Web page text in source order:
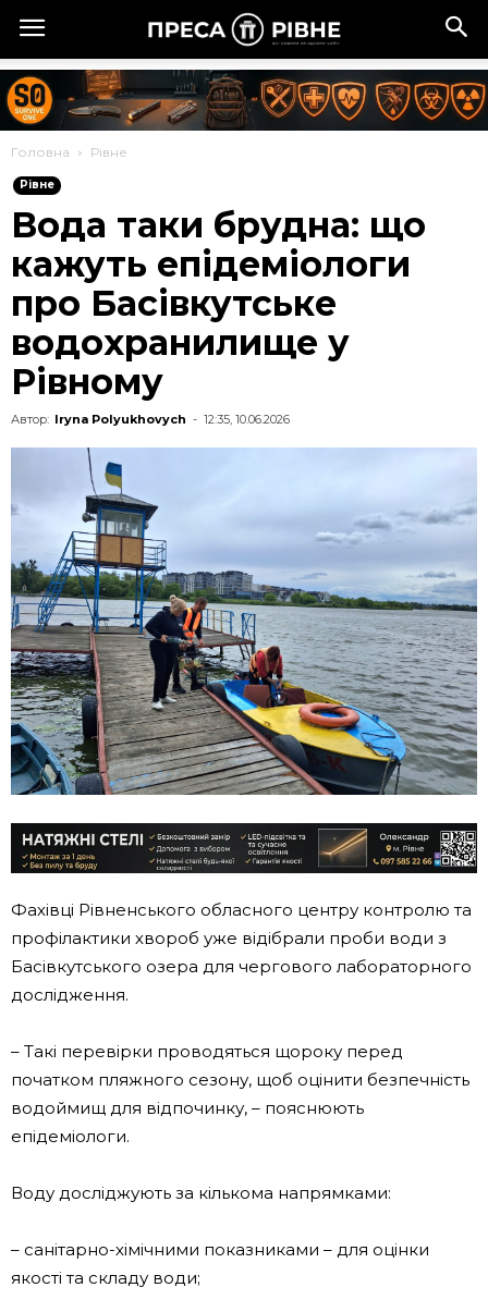
Головна Рівне
Рівне
Вода таки брудна: що
кажуть епідеміологи
про Басівкутське
водохранилище у
Рівному
Автор: Iryna Polyukhovych - 12:35, 10.06.2026
Фахівці Рівненського обласного центру контролю та
профілактики хвороб уже відібрали проби води з
Басівкутського озера для чергового лабораторного
дослідження.
– Такі перевірки проводяться щороку перед
початком пляжного сезону, щоб оцінити безпечність
водоймищ для відпочинку, – пояснюють
епідеміологи.
Воду досліджують за кількома напрямками:
– санітарно-хімічними показниками – для оцінки
якості та складу води;